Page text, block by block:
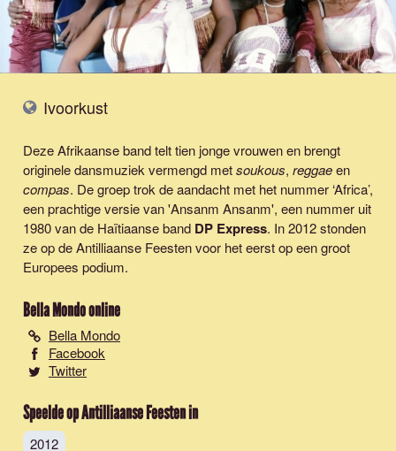
Ivoorkust
Deze Afrikaanse band telt tien jonge vrouwen en brengt
originele dansmuziek vermengd metsoukous, reggaeen
compas. De groep trok de aandacht met het nummer ‘Africa’,
een prachtige versie van 'Ansanm Ansanm', een nummer uit
1980 van de Haïtiaanse band DP Express. In 2012 stonden
ze op de Antilliaanse Feesten voor het eerst op een groot
Europees podium.
Bella Mondoonline
Bella Mondo
Facebook
Twitter
Speelde op Antilliaanse Feesten in
2012